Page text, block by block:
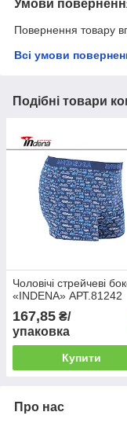
Умови
Повернення товару
Всі умови
Подібні товари
Чоловічі стрейчеві
«INDENA» АРТ.81242
167,85 ₴/
упаковка
Купити
Про нас